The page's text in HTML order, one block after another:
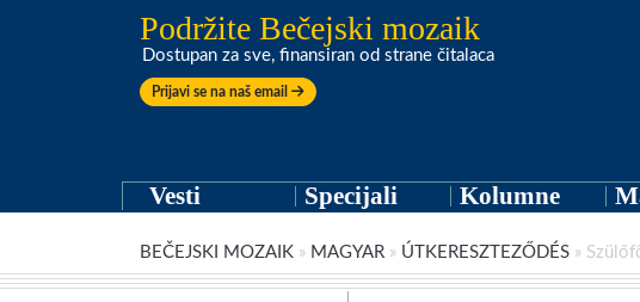
Podržite Bečejski mozaik
Dostupan za sve, finansiran od strane čitalaca
Prijavi se na naš email
Vesti Specijali Kolumne
BEČEJSKI MOZAIK » MAGYAR » ÚTKERESZTEZŐDÉS »